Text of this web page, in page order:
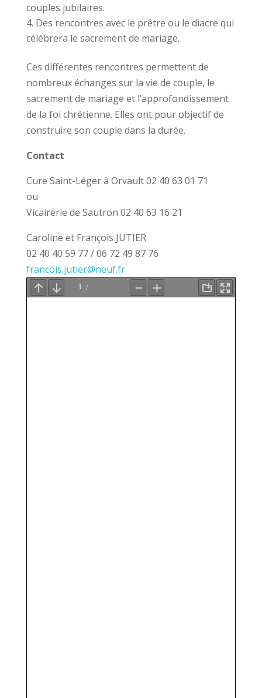
couples jubilaires.
Des rencontres avec le prêtre ou le diacre qui
célébrera le sacrement de mariage.
Ces différentes rencontres permettent de
nombreux échanges sur la vie de couple, le
sacrement de mariage et l’approfondissement
de la foi chrétienne. Elles ont pour objectif de
construire son couple dans la durée.
Contact
Cure Saint-Léger à Orvault 02 40 63 01 71
ou
Vicairerie de Sautron 02 40 63 16 21
Caroline et François JUTIER
02 40 40 59 77 / 06 72 49 87 76
francois.jutier@neuf.fr